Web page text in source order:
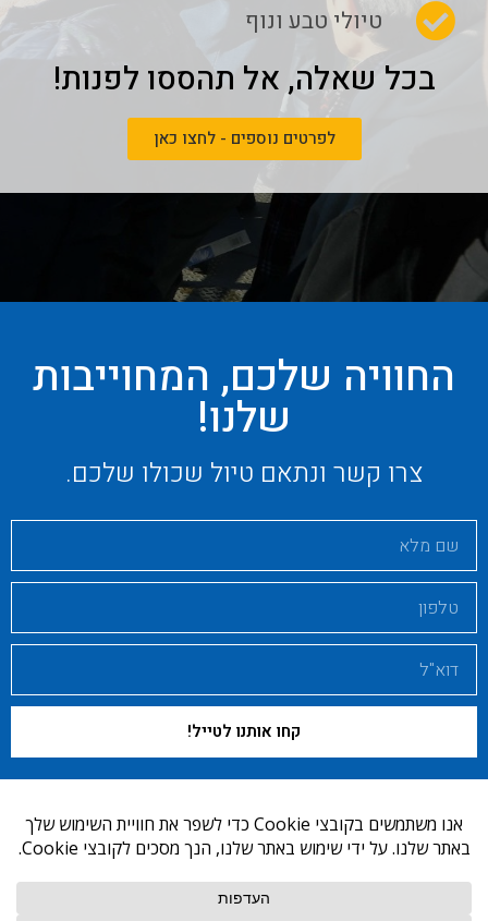
טיולי טבע ונוף
בכל שאלה, אל תהססו לפנות!
לפרטים נוספים - לחצו כאן
החוויה שלכם, המחוייבות
שלנו!
צרו קשר ונתאם טיול שכולו שלכם.
קחו אותנו לטייל!
כל הזכויות שמורות למוטי חזקיה.